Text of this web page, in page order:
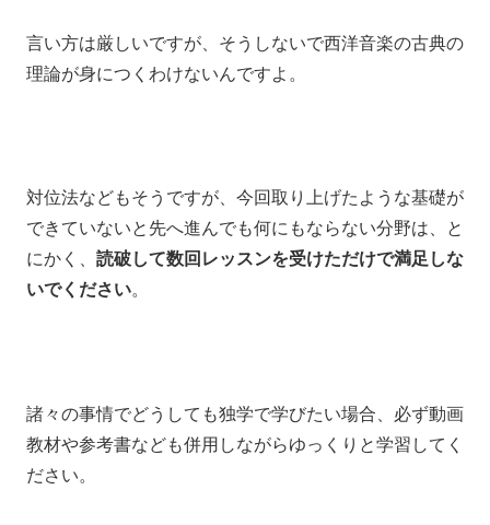
言い方は厳しいですが、 そうしないで西洋音楽の古典の
理論が身につくわけないんですよ。
対位法などもそうですが、 今回取り上げたような基礎が
できていないと先へ進んでも何にもならない分野は、と
にかく、 読破して数回レッスンを受けただけで満足しな
いでください。
諸々の事情でどうしても独学で学びたい場合、 必ず動画
教材や参考書なども併用しながらゆっくりと学習してく
ださい。